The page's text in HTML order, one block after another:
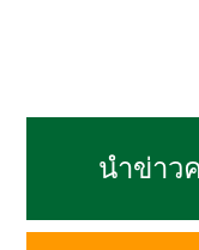
นำข่าว